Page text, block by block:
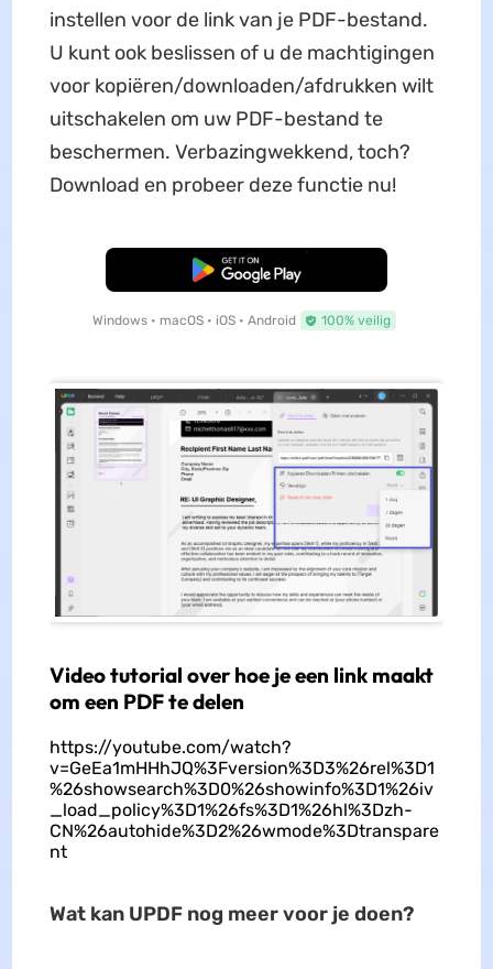
instellen voor de link van je PDF-bestand.
U kunt ook beslissen of u de machtigingen
voor kopiëren/downloaden/afdrukken wilt
uitschakelen om uw PDF-bestand te
beschermen. Verbazingwekkend, toch?
Download en probeer deze functie nu!
Gratis Download
Windows • macOS • iOS • Android 100% veilig
Video tutorial over hoe je een link maakt
om een PDF te delen
https://youtube.com/watch?
v=GeEa1mHHhJQ%3Fversion%3D3%26rel%3D1
%26showsearch%3D0%26showinfo%3D1%26iv
_load_policy%3D1%26fs%3D1%26hl%3Dzh-
CN%26autohide%3D2%26wmode%3Dtranspare
nt
Wat kan UPDF nog meer voor je doen?